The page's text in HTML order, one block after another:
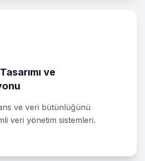
ve
ve veri bütünlüğünü
veri yönetim sistemleri.